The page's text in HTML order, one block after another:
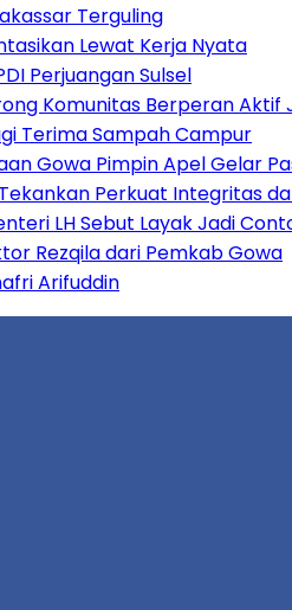
Terguling
Lewat Kerja Nyata
Perjuangan Sulsel
Komunitas Berperan Aktif
Terima Sampah Campur
Gowa Pimpin Apel Gelar
Tekankan Perkuat Integritas
LH Sebut Layak Jadi
Rezqila dari Pemkab Gowa
Arifuddin